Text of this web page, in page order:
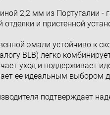
2,2 мм из Португалии -
отделки и пристенной
эмали устойчиво к
BLB) легко
уход и поддерживает
ее идеальным выбором
подтверждает